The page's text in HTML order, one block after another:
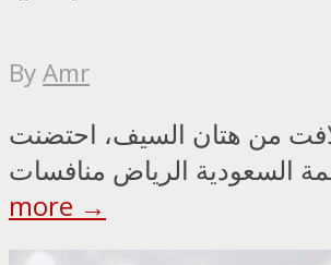
ByAmr
من هتان السيف، احتضنت
more →